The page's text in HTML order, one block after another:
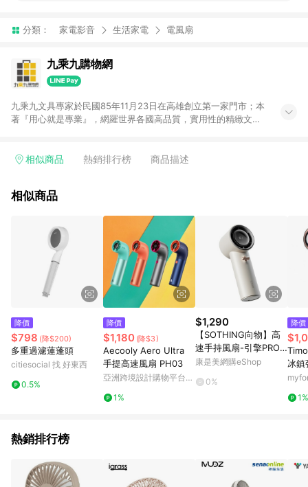
分類： 家電影音 生活家電 電風扇
九乘九購物網
九乘九文具專家於民國85年11月23日在高雄創立第一家門市；本
著『用心就是專業』，網羅世界各國高品質，實用性的精緻文具
非店舖通路及整合虛實行銷為目標，並以完整的物流倉儲系統，
才享有回饋，點數將於廠商出貨後 30 天前後發送。 (2) 門市訂
導購資格。 (3) 使用九乘九APP下單，將無法獲得點數回饋。
相似商品 熱銷排行榜 商品描述
相似商品
降價
$798 (降$200)
多重過濾蓮蓬頭
citiesocial 找 好東西
0.5%
降價
$1,180 (降$3)
Aecooly Aero Ultra
手提高速風扇 PH03
亞洲跨境設計購物平台
1%
$1,290
【SOTHING向物】高
速手持風扇-引擎PRO
（杏白色）_廠商直送
康是美網購eShop
0%
降價
冰鎮
扇
1%
熱銷排行榜